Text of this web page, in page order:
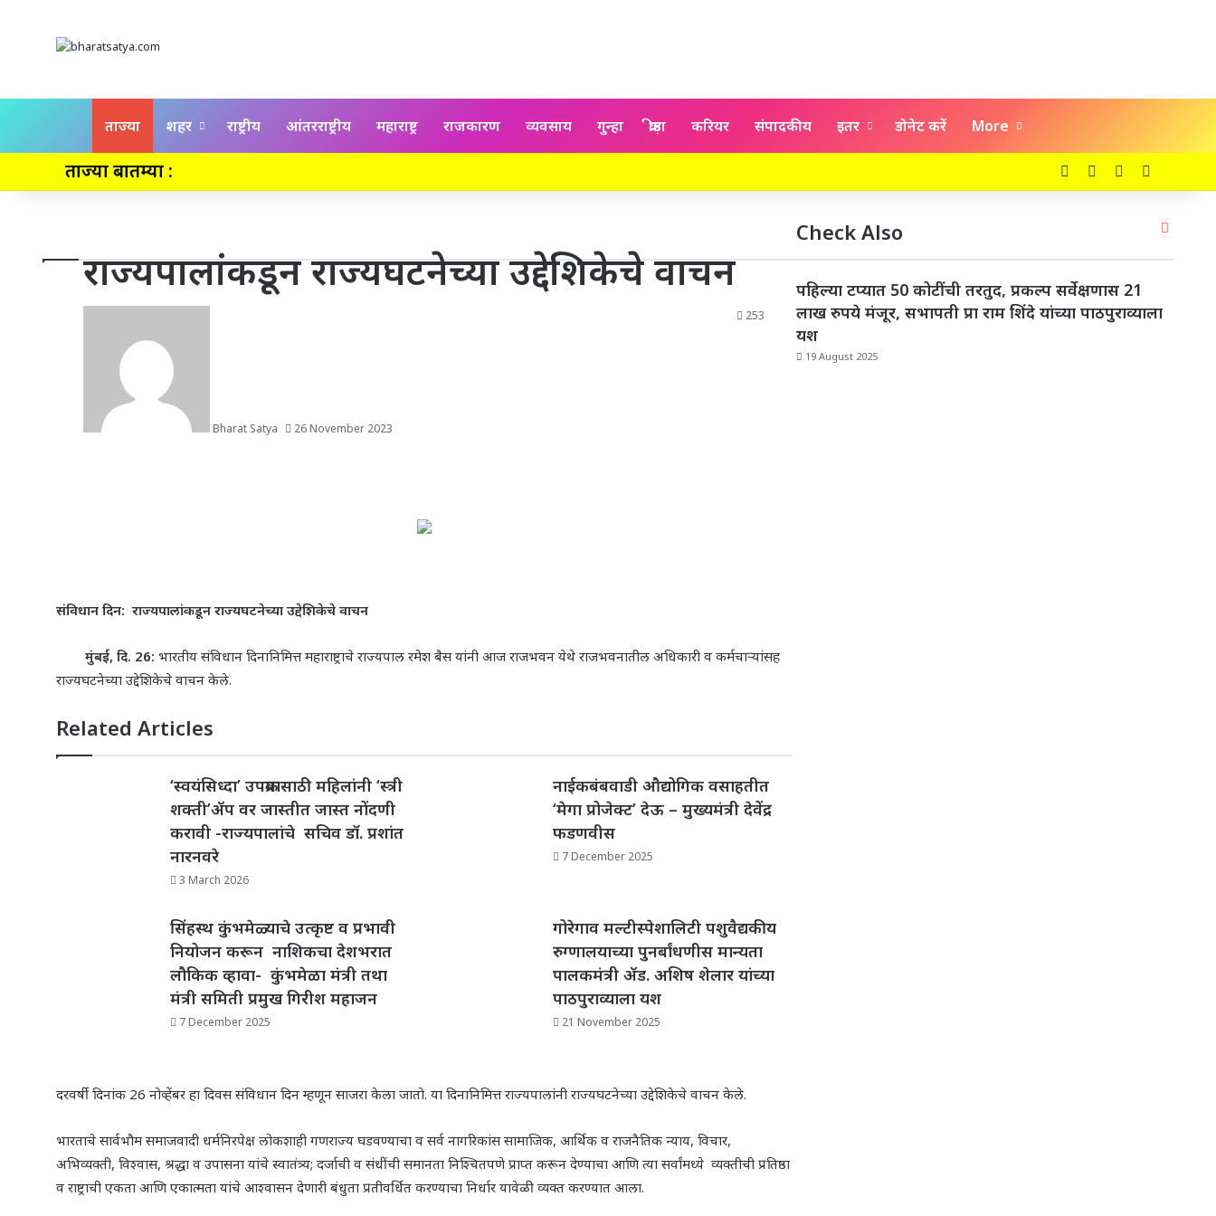
Homeताज्या शहर राष्ट्रीय आंतरराष्ट्रीय महाराष्ट्र राजकारण व्यवसाय गुन्हा क्रीड़ा करियर संपादकीय इतर डोनेट करें More
ताज्या बातम्या : Facebook YouTube
राज्यपालांकडून राज्यघटनेच्या उद्देशिकेचे वाचन
Bharat Satya 26 November 2023
253
संविधान दिन: राज्यपालांकडून राज्यघटनेच्या उद्देशिकेचे वाचन
मुंबई, दि. 26: भारतीय संविधान दिनानिमित्त महाराष्ट्राचे राज्यपाल रमेश बैस यांनी आज राजभवन येथे राजभवनातील अधिकारी व कर्मचाऱ्यांसह
राज्यघटनेच्या उद्देशिकेचे वाचन केले.
Related Articles
‘स्वयंसिध्दा’ उपक्रमासाठी महिलांनी ‘स्त्री
शक्ती’ॲप वर जास्तीत जास्त नोंदणी
करावी -राज्यपालांचे सचिव डॉ. प्रशांत
नारनवरे
3 March 2026
नाईकबंबवाडी औद्योगिक वसाहतीत
‘मेगा प्रोजेक्ट’ देऊ – मुख्यमंत्री देवेंद्र
फडणवीस
7 December 2025
सिंहस्थ कुंभमेळ्याचे उत्कृष्ट व प्रभावी
नियोजन करून नाशिकचा देशभरात
लौकिक व्हावा- कुंभमेळा मंत्री तथा
मंत्री समिती प्रमुख गिरीश महाजन
7 December 2025
गोरेगाव मल्टीस्पेशालिटी पशुवैद्यकीय
रुग्णालयाच्या पुनर्बांधणीस मान्यता
पालकमंत्री ॲड. अशिष शेलार यांच्या
पाठपुराव्याला यश
21 November 2025
दरवर्षी दिनांक 26 नोव्हेंबर हा दिवस संविधान दिन म्हणून साजरा केला जातो. या दिनानिमित्त राज्यपालांनी राज्यघटनेच्या उद्देशिकेचे वाचन केले.
भारताचे सार्वभौम समाजवादी धर्मनिरपेक्ष लोकशाही गणराज्य घडवण्याचा व सर्व नागरिकांस सामाजिक, आर्थिक व राजनैतिक न्याय, विचार,
अभिव्यक्ती, विश्वास, श्रद्धा व उपासना यांचे स्वातंत्र्य; दर्जाची व संधींची समानता निश्चितपणे प्राप्त करून देण्याचा आणि त्या सर्वांमध्ये व्यक्तीची प्रतिष्ठा
व राष्ट्राची एकता आणि एकात्मता यांचे आश्वासन देणारी बंधुता प्रतीवर्धित करण्याचा निर्धार यावेळी व्यक्त करण्यात आला.
Check Also Close
पहिल्या टप्यात 50 कोटींची तरतुद, प्रकल्प सर्वेक्षणास 21
लाख रुपये मंजूर, सभापती प्रा राम शिंदे यांच्या पाठपुराव्याला
यश
19 August 2025